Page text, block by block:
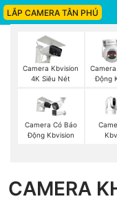
LẮP CAMERA TÂN PHÚ
Camera Kbvision
4K Siêu Nét
Động
Camera Có Báo
Động Kbvision
CAMERA